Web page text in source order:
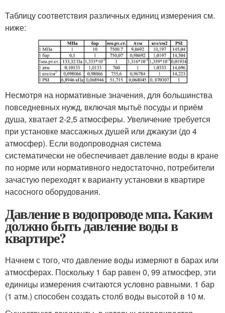
Таблицу соответствия различных единиц измерения см.
ниже:
Несмотря на нормативные значения, для большинства
повседневных нужд, включая мытьё посуды и приём
душа, хватает 2-2,5 атмосферы. Увеличение требуется
при установке массажных душей или джакузи (до 4
атмосфер). Если водопроводная система
систематически не обеспечивает давление воды в кране
по норме или нормативного недостаточно, потребители
зачастую переходят к варианту установки в квартире
насосного оборудования.
Давление в водопроводе мпа. Каким
должно быть давление воды в
квартире?
Начнем с того, что давление воды измеряют в барах или
атмосферах. Поскольку 1 бар равен 0, 99 атмосфер, эти
единицы измерения считаются условно равными. 1 бар
(1 атм.) способен создать столб воды высотой в 10 м.